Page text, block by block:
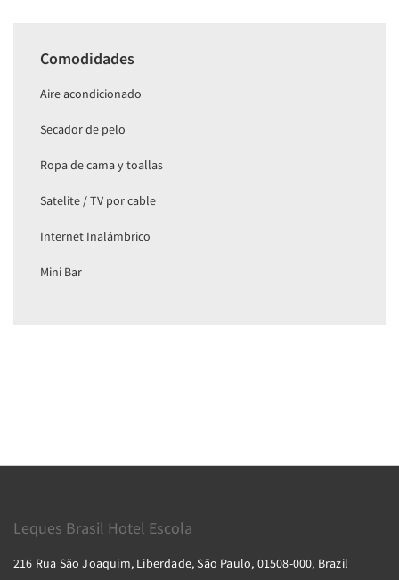
Comodidades
Aire acondicionado
Secador de pelo
Ropa de cama y toallas
Satelite / TV por cable
Internet Inalámbrico
Mini Bar
Leques Brasil Hotel Escola
216 Rua São Joaquim, Liberdade, São Paulo, 01508-000, Brazil